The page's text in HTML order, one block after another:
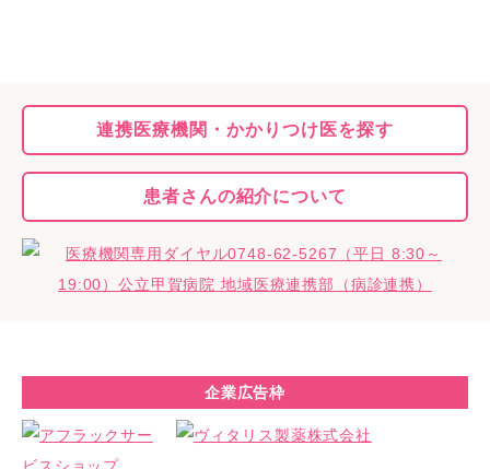
連携医療機関・かかりつけ医を探す
患者さんの紹介について
企業広告枠